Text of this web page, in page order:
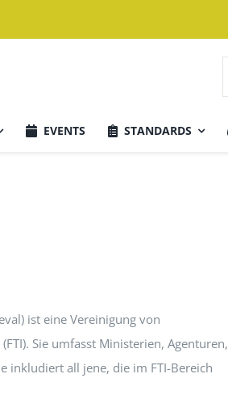
EVENTS STANDARDS
ist eine Vereinigung von
Sie umfasst Ministerien, Agenturen,
inkludiert all jene, die im FTI-Bereich